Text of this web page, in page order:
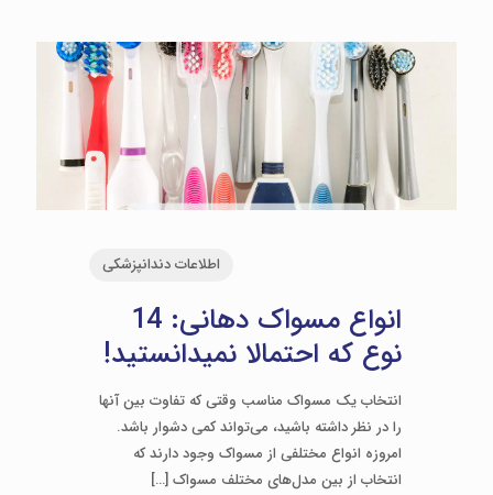
اطلاعات دندانپزشکی
انواع مسواک دهانی: 14
نوع که احتمالا نمیدانستید!
انتخاب یک مسواک مناسب وقتی که تفاوت بین آنها
را در نظر داشته باشید، می‌تواند کمی دشوار باشد.
امروزه انواع مختلفی از مسواک وجود دارند که
انتخاب از بین مدل‌های مختلف مسواک […]